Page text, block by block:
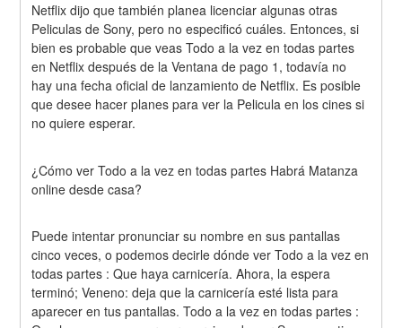
Netflix dijo que también planea licenciar algunas otras
Peliculas de Sony, pero no especificó cuáles. Entonces, si
bien es probable que veas Todo a la vez en todas partes
en Netflix después de la Ventana de pago 1, todavía no
hay una fecha oficial de lanzamiento de Netflix. Es posible
que desee hacer planes para ver la Pelicula en los cines si
no quiere esperar.
¿Cómo ver Todo a la vez en todas partes Habrá Matanza
online desde casa?
Puede intentar pronunciar su nombre en sus pantallas
cinco veces, o podemos decirle dónde ver Todo a la vez en
todas partes : Que haya carnicería. Ahora, la espera
terminó; Veneno: deja que la carnicería esté lista para
aparecer en tus pantallas. Todo a la vez en todas partes :